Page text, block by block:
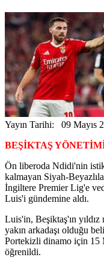
Yayın Tarihi: 09 Mayıs
BEŞİKTAŞ
Ön liberoda Ndidi'nin
kalmayan Siyah-
İngiltere Premier Lig'e
Luis'i gündemine aldı.
Luis'in, Beşiktaş'ın
yakın arkadaşı olduğu
Portekizli dinamo için 15
öğrenildi.